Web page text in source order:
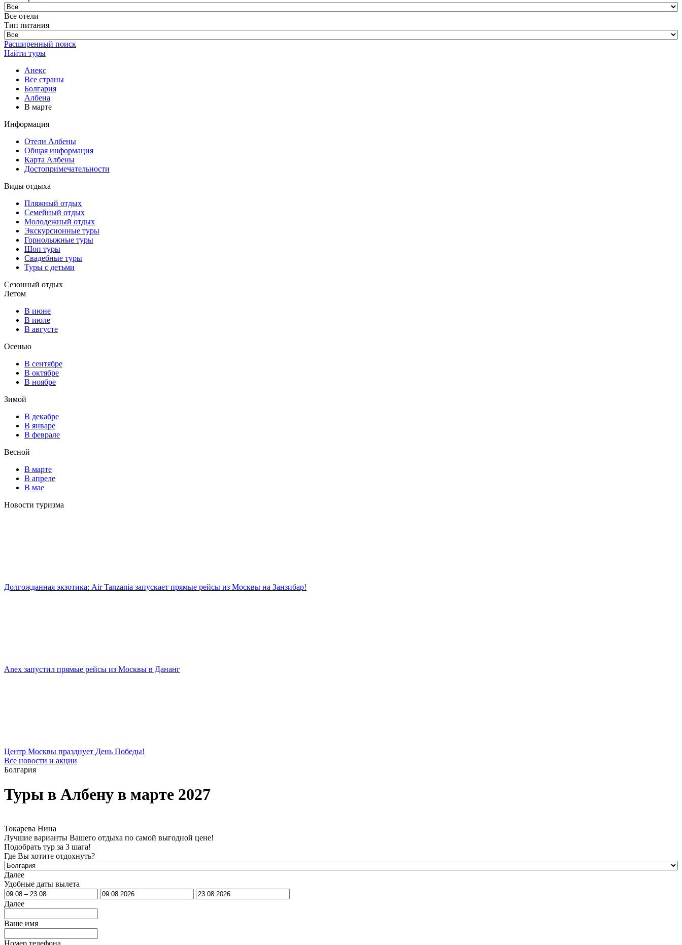
Все отели
Тип питания
Расширенный поиск
Найти туры
Анекс
Все страны
Болгария
Албена
В марте
Информация
Отели Албены
Общая информация
Карта Албены
Достопримечательности
Виды отдыха
Пляжный отдых
Семейный отдых
Молодежный отдых
Экскурсионные туры
Горнолыжные туры
Шоп туры
Свадебные туры
Туры с детьми
Сезонный отдых
Летом
В июне
В июле
В августе
Осенью
В сентябре
В октябре
В ноябре
Зимой
В декабре
В январе
В феврале
Весной
В марте
В апреле
В мае
Новости туризма
Долгожданная экзотика: Air Tanzania запускает прямые рейсы из Москвы на Занзибар!
Anex запустил прямые рейсы из Москвы в Дананг
Центр Москвы празднует День Победы!
Все новости и акции
Болгария
Туры в Албену в марте 2027
Токарева Нина
Лучшие варианты Вашего отдыха по самой выгодной цене!
Подобрать тур за 3 шага!
Где Вы хотите отдохнуть?
Далее
Удобные даты вылета
Далее
Ваше имя
Номер телефона